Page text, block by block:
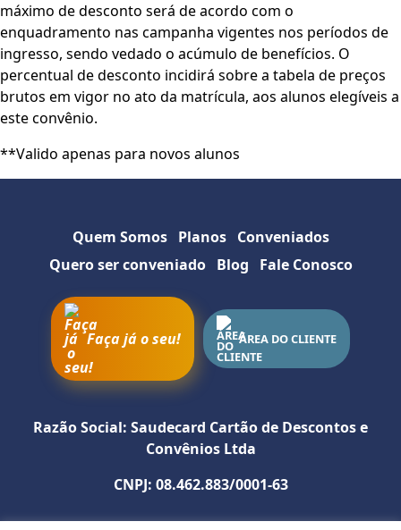
Sobre a empresa
SITE
WHATSAPP
máximo de desconto será de acordo com o
enquadramento nas campanha vigentes nos períodos de
ingresso, sendo vedado o acúmulo de benefícios. O
percentual de desconto incidirá sobre a tabela de preços
brutos em vigor no ato da matrícula, aos alunos elegíveis a
este convênio.
**Valido apenas para novos alunos
Quem Somos Planos
Conveniados
Quero ser conveniado
Blog Fale Conosco
Faça já o seu! ÁREA DO CLIENTE
Razão Social: Saudecard Cartão de Descontos e
Convênios Ltda
CNPJ: 08.462.883/0001-63